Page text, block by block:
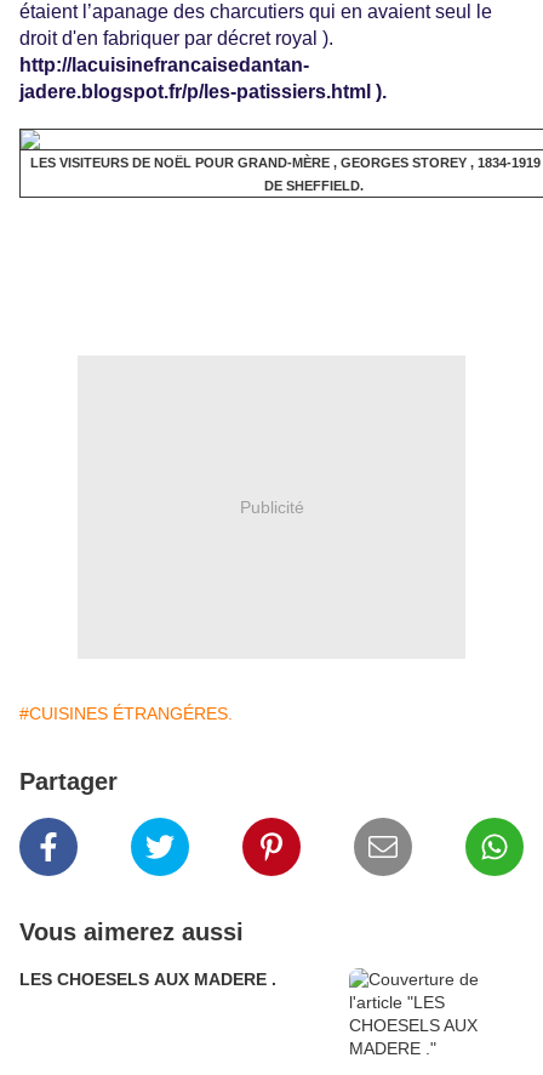
étaient l’apanage des charcutiers qui en avaient seul le
droit d'en fabriquer par décret royal ).
http://lacuisinefrancaisedantan-
jadere.blogspot.fr/p/les-patissiers.html ).
LES VISITEURS DE NOËL POUR GRAND-MÈRE , GEORGES STOREY , 1834-1919
DE SHEFFIELD.
Publicité
#CUISINES ÉTRANGÉRES.
Partager
Vous aimerez aussi
LES CHOESELS AUX MADERE .